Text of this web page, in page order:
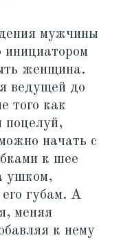
мужчины
инициатором
женщина.
ведущей до
того как
поцелуй,
начать с
к шее
ушком,
губам. А
меняя
к нему